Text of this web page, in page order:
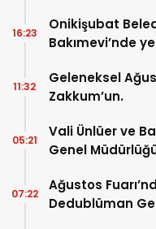
Onikişubat
Bakımevi’nde
16:23
Geleneksel
Zakkum’un.
11:32
Vali Ünlüer ve
Genel
05:21
Ağustos
Dedublüman
07:22